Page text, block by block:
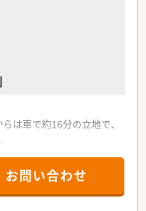
は車で約16分の立地で、
籍しており、一人ひとり
境です。
お問い合わせ